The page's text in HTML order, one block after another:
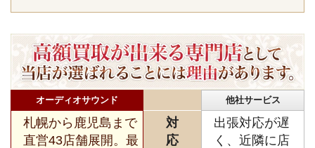
オーディオサウンド 他社サービス
札幌から鹿児島まで
直営43店舗展開。最
対
応
出張対応が遅
く、近隣に店